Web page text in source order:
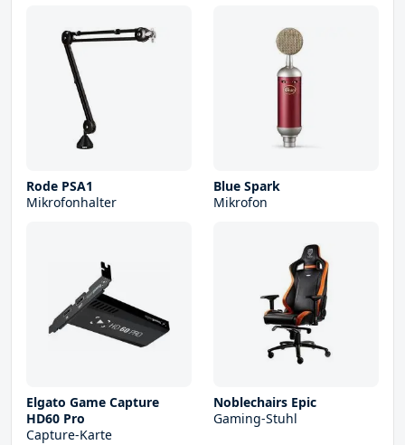
Rode PSA1
Mikrofonhalter
Blue Spark
Mikrofon
Elgato Game Capture
HD60 Pro
Capture-Karte
Noblechairs Epic
Gaming-Stuhl